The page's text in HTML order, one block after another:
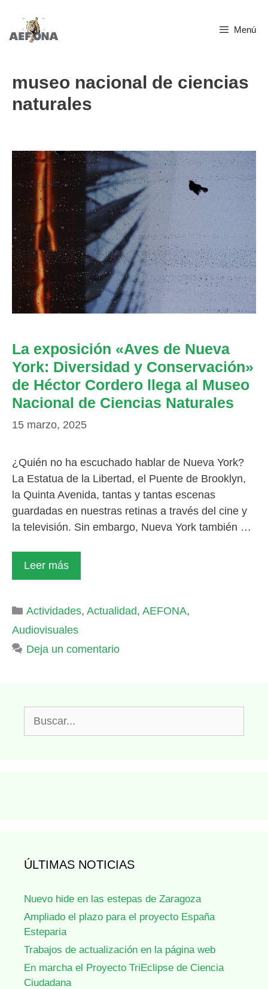
Saltar
Menú
museo nacional de ciencias
naturales
La exposición «Aves de Nueva
York: Diversidad y Conservación»
de Héctor Cordero llega al Museo
Nacional de Ciencias Naturales
15 marzo, 2025
¿Quién no ha escuchado hablar de Nueva York?
La Estatua de la Libertad, el Puente de Brooklyn,
la Quinta Avenida, tantas y tantas escenas
guardadas en nuestras retinas a través del cine y
la televisión. Sin embargo, Nueva York también …
Leer más
Categorías
Actividades, Actualidad, AEFONA,
Audiovisuales
Deja un comentario
ÚLTIMAS NOTICIAS
Nuevo hide en las estepas de Zaragoza
Ampliado el plazo para el proyecto España
Esteparia
Trabajos de actualización en la página web
En marcha el Proyecto TriEclipse de Ciencia
Ciudadana